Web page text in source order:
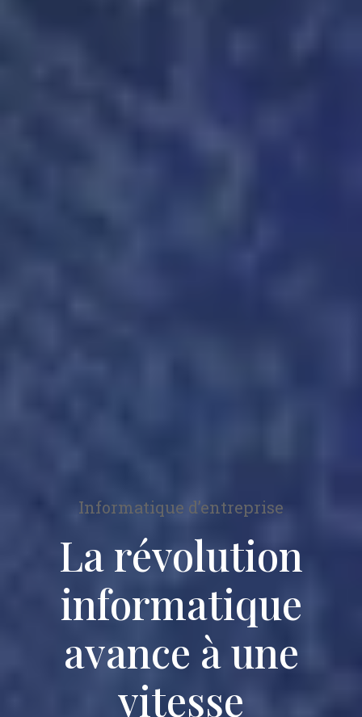
Informatique d’entreprise
La révolution
informatique
avance à une
vitesse